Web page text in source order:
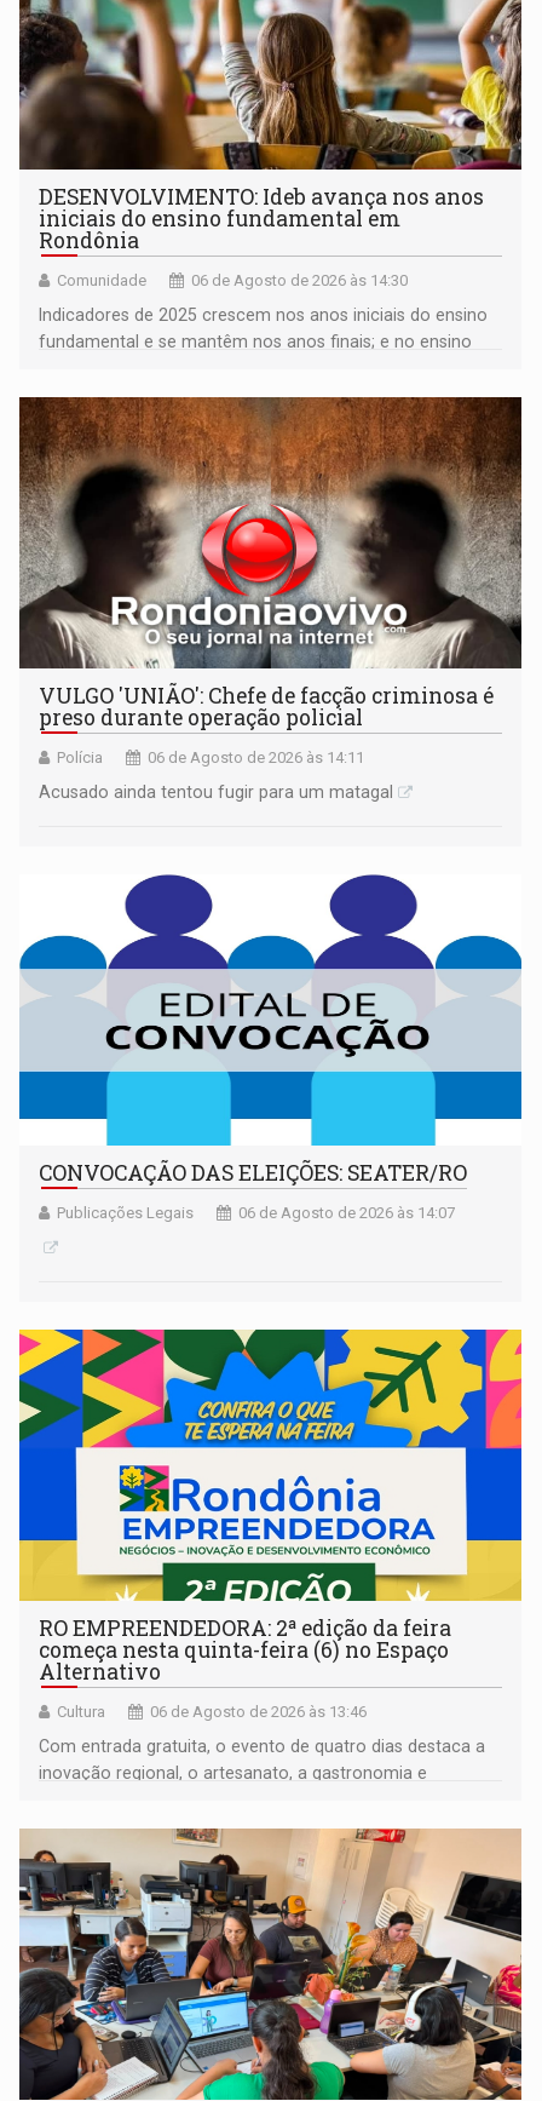
DESENVOLVIMENTO: Ideb avança nos anos
iniciais do ensino fundamental em
Rondônia
Comunidade 06 de Agosto de 2026 às 14:30
Indicadores de 2025 crescem nos anos iniciais do ensino
fundamental e se mantêm nos anos finais; e no ensino
VULGO 'UNIÃO': Chefe de facção criminosa é
preso durante operação policial
Polícia 06 de Agosto de 2026 às 14:11
Acusado ainda tentou fugir para um matagal
CONVOCAÇÃO DAS ELEIÇÕES: SEATER/RO
Publicações Legais 06 de Agosto de 2026 às 14:07
RO EMPREENDEDORA: 2ª edição da feira
começa nesta quinta-feira (6) no Espaço
Alternativo
Cultura 06 de Agosto de 2026 às 13:46
Com entrada gratuita, o evento de quatro dias destaca a
inovação regional, o artesanato, a gastronomia e